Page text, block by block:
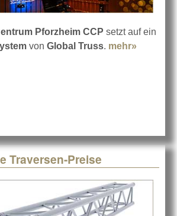
Pforzheim CCP setzt auf ein
von Global Truss. mehr»
Traversen-Preise